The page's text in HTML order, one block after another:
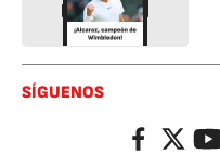
SÍGUENOS
FacebookTwitter